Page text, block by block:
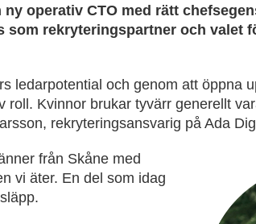
operativ CTO med rätt
som rekryteringspartner och valet
ledarpotential och genom att öppna
roll. Kvinnor brukar tyvärr generellt
rekryteringsansvarig på Ada
från Skåne med
vi äter. En del som idag